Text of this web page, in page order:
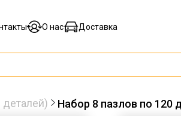
О нас Доставка
Набор 8 пазлов по 120